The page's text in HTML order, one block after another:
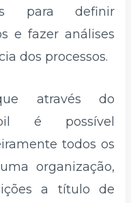
para definir
e fazer análises
dos processos.
através do
é possível
todos os
organização,
a título de